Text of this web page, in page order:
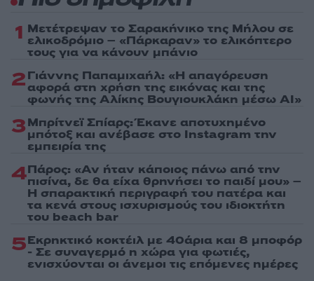
1 Μετέτρεψαν το Σαρακήνικο της Μήλου σε
ελικοδρόμιο – «Πάρκαραν» το ελικόπτερο
τους για να κάνουν μπάνιο
2Γιάννης Παπαμιχαήλ: «Η απαγόρευση
αφορά στη χρήση της εικόνας και της
φωνής της Αλίκης Βουγιουκλάκη μέσω AI»
3Μπρίτνεϊ Σπίαρς: Έκανε αποτυχημένο
μπότοξ και ανέβασε στο Instagram την
εμπειρία της
4Πάρος: «Αν ήταν κάποιος πάνω από την
πισίνα, δε θα είχα θρηνήσει το παιδί μου» –
Η σπαρακτική περιγραφή του πατέρα και
τα κενά στους ισχυρισμούς του ιδιοκτήτη
του beach bar
5Εκρηκτικό κοκτέιλ με 40άρια και 8 μποφόρ
- Σε συναγερμό η χώρα για φωτιές,
ενισχύονται οι άνεμοι τις επόμενες ημέρες